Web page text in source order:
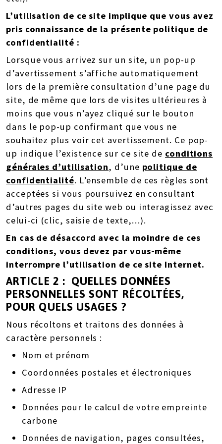
L’utilisation de ce site implique que vous avez
pris connaissance de la présente politique de
confidentialité :
Lorsque vous arrivez sur un site, un pop-up
d’avertissement s’affiche automatiquement
lors de la première consultation d’une page du
site, de même que lors de visites ultérieures à
moins que vous n’ayez cliqué sur le bouton
dans le pop-up confirmant que vous ne
souhaitez plus voir cet avertissement. Ce pop-
up indique l’existence sur ce site de conditions
générales d’utilisation, d’une politique de
confidentialité. L’ensemble de ces règles sont
acceptées si vous poursuivez en consultant
d’autres pages du site web ou interagissez avec
celui-ci (clic, saisie de texte,…).
En cas de désaccord avec la moindre de ces
conditions, vous devez par vous-même
interrompre l’utilisation de ce site Internet.
ARTICLE 2 : QUELLES DONNÉES
PERSONNELLES SONT RÉCOLTÉES,
POUR QUELS USAGES ?
Nous récoltons et traitons des données à
caractère personnels :
Nom et prénom
Coordonnées postales et électroniques
Adresse IP
Données pour le calcul de votre empreinte
carbone
Données de navigation, pages consultées,